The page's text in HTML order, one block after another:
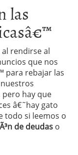
las
rendirse al
que nos
para rebajar las
hay que
â€˜hay gato
todo si leemos o
de deudas o